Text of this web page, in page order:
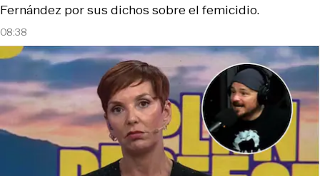
08:38
Fernández por sus dichos sobre el femicidio.